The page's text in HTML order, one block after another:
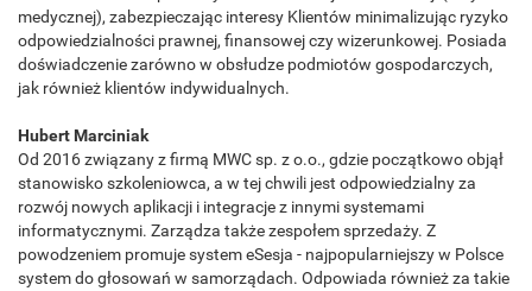
medycznej), zabezpieczając interesy Klientów minimalizując ryzyko
odpowiedzialności prawnej, finansowej czy wizerunkowej. Posiada
doświadczenie zarówno w obsłudze podmiotów gospodarczych,
jak również klientów indywidualnych.
Hubert Marciniak
Od 2016 związany z firmą MWC sp. z o.o., gdzie początkowo objął
stanowisko szkoleniowca, a w tej chwili jest odpowiedzialny za
rozwój nowych aplikacji i integracje z innymi systemami
informatycznymi. Zarządza także zespołem sprzedaży. Z
powodzeniem promuje system eSesja - najpopularniejszy w Polsce
system do głosowań w samorządach. Odpowiada również za takie